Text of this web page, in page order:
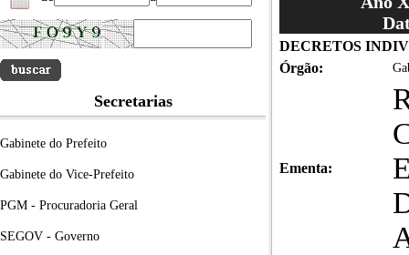
Secretarias
Gabinete do Prefeito
Gabinete do Vice-Prefeito
PGM - Procuradoria Geral
SEGOV - Governo
DECRETOS
Órgão:
Ementa: